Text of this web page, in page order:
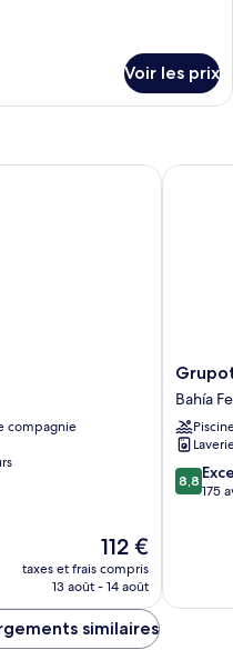
Voir les prix
compagnie
Le
nouveau
prix
de
112 €
taxes et frais compris
13 août - 14 août
Playa
Feliz
Bahía
Feliz
Bahía
8.8
sur
8,8
175
similaires